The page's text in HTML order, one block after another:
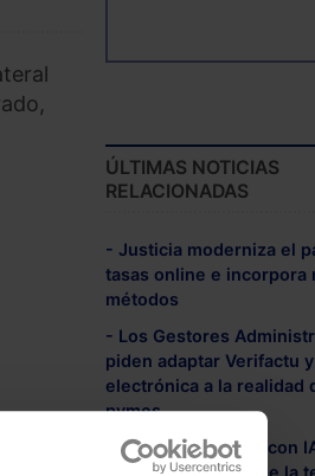
ÚLTIMAS NOTICIAS
RELACIONADAS
- Justicia moderniza el
tasas online e incorpora
métodos
- Los Gestores
piden adaptar Verifactu
electrónica a la realidad
pymes
- Clonación de voz con
enemigo invisible de la